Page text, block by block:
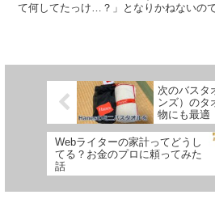
て何してたっけ…？」となりかねないの
次のバスタ
ンズ）のタ
物にも最適
Webライターの家計ってどうし
てる？お金のプロに頼ってみた
話